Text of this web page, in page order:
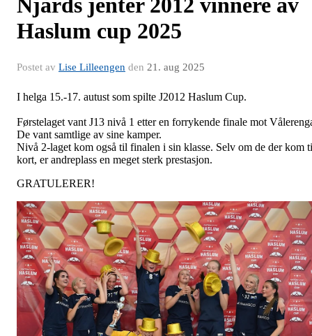
Haslum cup 2025
Postet av Lise Lilleengen den 21. aug 2025
I helga 15.-17. autust som spilte J2012 Haslum Cup.
Førstelaget vant J13 nivå 1 etter en forrykende finale mot
De vant samtlige av sine kamper.
Nivå 2-laget kom også til finalen i sin klasse. Selv om de der kom
kort, er andreplass en meget sterk prestasjon.
GRATULERER!